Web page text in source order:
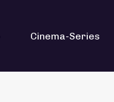
Cinema-Series